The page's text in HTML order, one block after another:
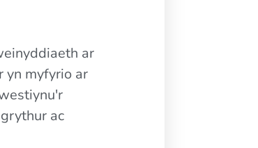
ar
yn myfyrio ar
ac